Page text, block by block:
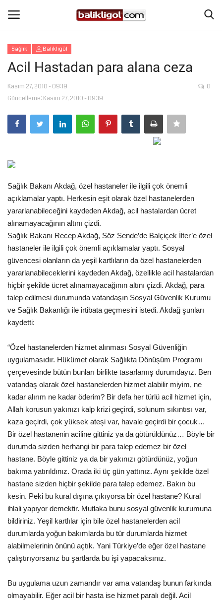
Giriş Yap
Anasayfa
Köşe Yazıları
Şanlıurfa
Eğitim
Spor
Gündem
Tekno Bilim
Ekonomi
Siyaset
Galeriler
Yaşam
Künye
Sağlık
İletişim
Kültür Sanat
Sağlık Balıklıgöl
Acil Hastadan para alana ceza
Kasım 27, 2010 - 09:19
Güncelleme: Kasım 27, 2010 - 09:19
0
Sağlık Bakanı Akdağ, özel hastaneler ile ilgili çok önemli
açıklamalar yaptı. Herkesin eşit olarak özel hastanelerden
yararlanabileceğini kaydeden Akdağ, acil hastalardan ücret
alınamayacağının altını çizdi.
Sağlık Bakanı Recep Akdağ, Söz Sende’de Balçiçek İlter’e özel
hastaneler ile ilgili çok önemli açıklamalar yaptı. Sosyal
güvencesi olanların da yeşil kartlıların da özel hastanelerden
yararlanabileceklerini kaydeden Akdağ, özellikle acil hastalardan
hiçbir şekilde ücret alınamayacağının altını çizdi. Akdağ, para
talep edilmesi durumunda vatandaşın Sosyal Güvenlik Kurumu
ve Sağlık Bakanlığı ile irtibata geçmesini istedi. Akdağ şunları
kaydetti:
“Özel hastanelerden hizmet alınması Sosyal Güvenliğin
uygulamasıdır. Hükümet olarak Sağlıkta Dönüşüm Programı
çerçevesinde bütün bunları birlikte tasarlamış durumdayız. Ben
vatandaş olarak özel hastanelerden hizmet alabilir miyim, ne
kadar alırım ne kadar öderim? Bir defa her türlü acil hizmet için,
Allah korusun yakınızı kalp krizi geçirdi, solunum sıkıntısı var,
kaza geçirdi, çok yüksek ateşi var, havale geçirdi bir çocuk…
Bir özel hastanenin aciline gittiniz ya da götürüldünüz… Böyle bir
durumda sizden herhangi bir para talep edemez bir özel
hastane. Böyle gittiniz ya da bir yakınızı götürdünüz, yoğun
bakıma yatırıldınız. Orada iki üç gün yattınız. Aynı şekilde özel
hastane sizden hiçbir şekilde para talep edemez. Bakın bu
kesin. Peki bu kural dışına çıkıyorsa bir özel hastane? Kural
ihlali yapıyor demektir. Mutlaka bunu sosyal güvenlik kurumuna
bildiriniz. Yeşil kartlılar için bile özel hastanelerden acil
durumlarda yoğun bakımlarda bu tür durumlarda hizmet
alabilmelerinin önünü açtık. Yani Türkiye’de eğer özel hastane
çalıştırıyorsanız bu şartlarda bu işi yapacaksınız.
Bu uygulama uzun zamandır var ama vatandaş bunun farkında
olmayabilir. Eğer acil bir hasta ise hizmet paralı değil. Acil